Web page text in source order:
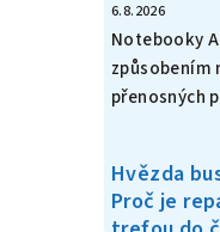
6.8.2026
Notebooky
způsobením
přenosných
Hvězda
Proč je